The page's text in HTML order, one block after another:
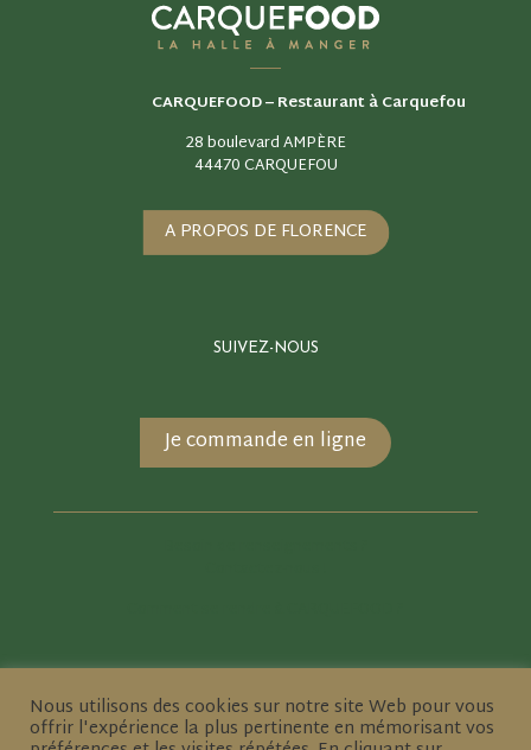
CARQUEFOOD –Restaurant à Carquefou
28 boulevard AMPÈRE
44470 CARQUEFOU
A PROPOS DE FLORENCE
SUIVEZ-NOUS
Je commande en ligne
Nous utilisons des cookies sur notre site Web pour vous
offrir l'expérience la plus pertinente en mémorisant vos